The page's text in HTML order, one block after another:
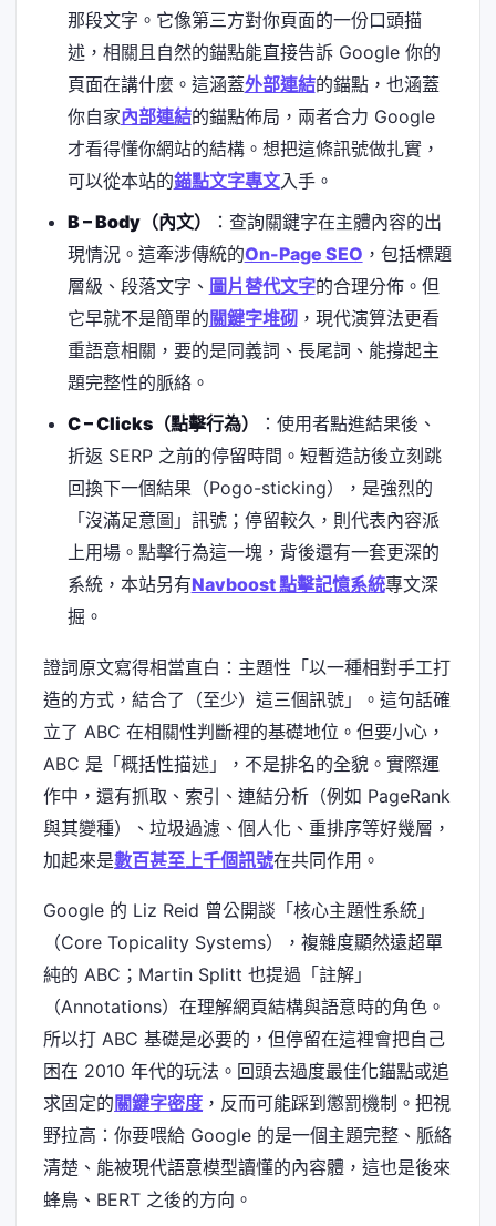
那段文字。它像第三方對你頁面的一份口頭描
述，相關且自然的錨點能直接告訴 Google 你的
頁面在講什麼。這涵蓋外部連結的錨點，也涵蓋
你自家內部連結的錨點佈局，兩者合力 Google
才看得懂你網站的結構。想把這條訊號做扎實，
可以從本站的錨點文字專文入手。
B – Body（內文）
：查詢關鍵字在主體內容的出
現情況。這牽涉傳統的On-Page SEO ，包括標題
層級、段落文字、 圖片替代文字的合理分佈。但
它早就不是簡單的關鍵字堆砌，現代演算法更看
重語意相關，要的是同義詞、長尾詞、能撐起主
題完整性的脈絡。
C – Clicks（點擊行為）
：使用者點進結果後、
折返 SERP 之前的停留時間。短暫造訪後立刻跳
回換下一個結果（Pogo-sticking），是強烈的
「沒滿足意圖」訊號；停留較久，則代表內容派
上用場。點擊行為這一塊，背後還有一套更深的
系統，本站另有Navboost 點擊記憶系統專文深
掘。
證詞原文寫得相當直白：主題性「以一種相對手工打
造的方式，結合了（至少）這三個訊號」。這句話確
立了 ABC 在相關性判斷裡的基礎地位。但要小心，
ABC 是「概括性描述」，不是排名的全貌。實際運
作中，還有抓取、索引、連結分析（例如 PageRank
與其變種）、垃圾過濾、個人化、重排序等好幾層，
加起來是數百甚至上千個訊號在共同作用。
Google 的 Liz Reid 曾公開談「核心主題性系統」
（Core Topicality Systems），複雜度顯然遠超單
純的 ABC；Martin Splitt 也提過「註解」
（Annotations）在理解網頁結構與語意時的角色。
所以打 ABC 基礎是必要的，但停留在這裡會把自己
困在 2010 年代的玩法。回頭去過度最佳化錨點或追
求固定的 關鍵字密度 ，反而可能踩到懲罰機制。把視
野拉高：你要喂給 Google 的是一個主題完整、脈絡
清楚、能被現代語意模型讀懂的內容體，這也是後來
蜂鳥、BERT 之後的方向。